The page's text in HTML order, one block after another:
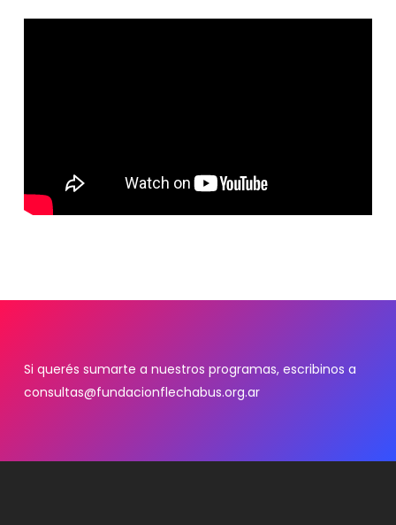
Si querés sumarte a nuestros programas, escribinos a
consultas@fundacionflechabus.org.ar